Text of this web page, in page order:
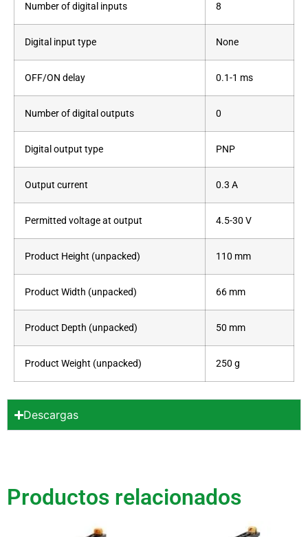
Number of digital inputs 8
Digital input type None
OFF/ON delay 0.1-1 ms
Number of digital outputs 0
Digital output type PNP
Output current 0.3 A
Permitted voltage at output 4.5-30 V
Product Height (unpacked) 110 mm
Product Width (unpacked) 66 mm
Product Depth (unpacked) 50 mm
Product Weight (unpacked) 250 g
Descargas
Productos relacionados